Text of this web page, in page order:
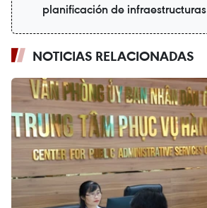
planificación de infraestructuras
NOTICIAS RELACIONADAS